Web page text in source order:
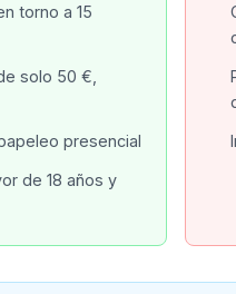
torno a 15
solo 50 €,
presencial
de 18 años y